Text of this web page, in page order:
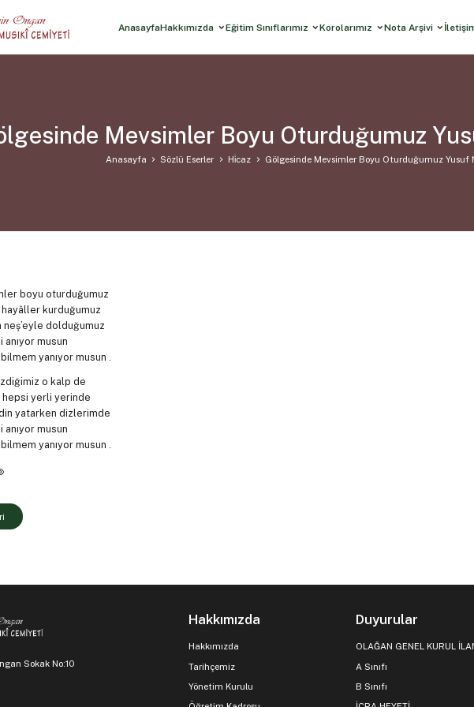
AnasayfaHakkımızda Eğitim Sınıflarımız Korolarımız Nota Arşivi
Mevsimler Boyu Oturduğumuz
Anasayfa Sözlü Eserler Hi̇caz Gölgesinde Mevsimler Boyu Oturduğumuz Yusuf
boyu oturduğumuz
kurduğumuz
neş’eyle dolduğumuz
anıyor musun
yanıyor musun .
o kalp de
hepsi yerli yerinde
yatarken dizlerimde
anıyor musun
yanıyor musun .
Sokak No:10
Hakkımızda
Hakkımızda
Tarihçemiz
Yönetim Kurulu
Duyurular
OLAĞAN GENEL KURUL
A Sınıfı
B Sınıfı